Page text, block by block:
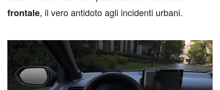
frontale, il vero antidoto agli incidenti urbani.